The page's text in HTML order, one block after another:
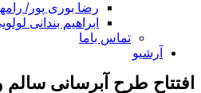
رضا بوری پور/
ابراهیم بندانی
تماس باما
آرشیو